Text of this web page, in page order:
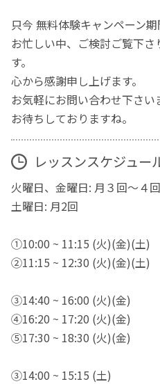
只今 無料体験キャンペーン期
お忙しい中、ご検討ご覧下
す。
心から感謝申し上げます。
お気軽にお問い合わせ下さい
お待ちしておりますね。
レッスンスケジュー
火曜日、金曜日: 月３回〜４回
土曜日: 月2回
①10:00 ~ 11:15 (火)(金)(土)
②11:15 ~ 12:30 (火)(金)(土)
③14:40 ~ 16:00 (火)(金)
④16:20 ~ 17:20 (火)(金)
⑤17:30 ~ 18:30 (火)(金)
③14:00 ~ 15:15 (土)